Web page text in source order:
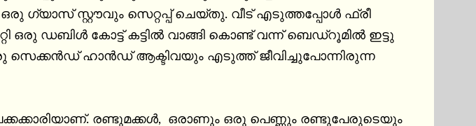
ഗ്യാസ് സ്റ്റൗവും സെറ്റപ്പ് ചെയ്തു. വീട് എടുത്തപ്പോൾ ഫ്രീ
ഒരു ഡബിൾ കോട്ട് കട്ടിൽ വാങ്ങി കൊണ്ട് വന്ന് ബെഡ്‌റൂമിൽ ഇട്ടു
സെക്കൻഡ് ഹാൻഡ് ആക്ടിവയും എടുത്ത് ജീവിച്ചുപോന്നിരുന്ന
രണ്ടുമക്കൾ,  ഒരാണും ഒരു പെണ്ണും രണ്ടുപേരുടെയും